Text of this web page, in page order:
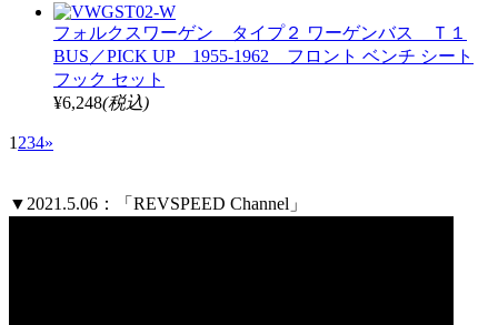
フォルクスワーゲン タイプ２ ワーゲンバス Ｔ１
BUS／PICK UP 1955-1962 フロント ベンチ シート
フック セット
¥6,248(税込)
1 234»
▼2021.5.06：「REVSPEED Channel」